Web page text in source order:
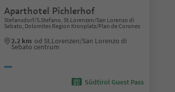
Aparthotel Pichlerhof
Stefansdorf/S.Stefano, St.Lorenzen/San Lorenzo di
Sebato, Dolomites Region Kronplatz/Plan de Corones
2.2 km od St.Lorenzen/San Lorenzo di
Sebato centrum
Südtirol Guest Pass